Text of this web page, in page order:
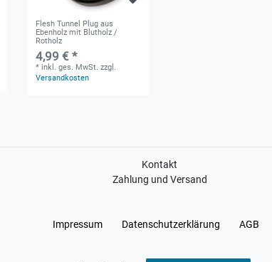
Flesh Tunnel Plug aus
Ebenholz mit Blutholz /
Rotholz
4,99 € *
* inkl. ges. MwSt. zzgl.
Versandkosten
Kontakt
Zahlung und Versand
Impressum Daten­schutz­erklärung AGB